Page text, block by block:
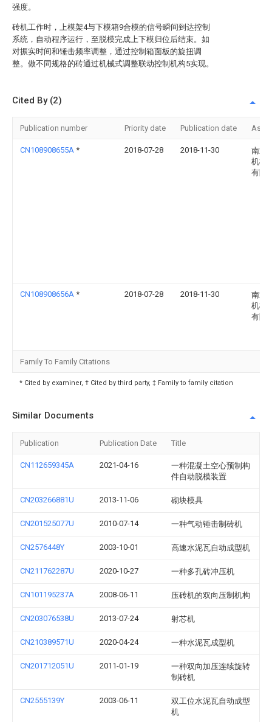
强度。
砖机工作时，上模架4与下模箱9合模的信号瞬间到达控制
系统，自动程序运行，至脱模完成上下模归位后结束。如
对振实时间和锤击频率调整，通过控制箱面板的旋扭调
整。做不同规格的砖通过机械式调整联动控制机构5实现。
Cited By (2)
Publication number Priority date Publication date
CN108908655A * 2018-07-28 2018-11-30
南通
机械
有限
CN108908656A * 2018-07-28 2018-11-30
南通
机械
有限
Family To Family Citations
* Cited by examiner, † Cited by third party, ‡ Family to family citation
Similar Documents
Publication Publication Date Title
CN112659345A 2021-04-16
一种混凝土空心预制构
件自动脱模装置
CN203266881U 2013-11-06 砌块模具
CN201525077U 2010-07-14 一种气动锤击制砖机
CN2576448Y 2003-10-01 高速水泥瓦自动成型机
CN211762287U 2020-10-27 一种多孔砖冲压机
CN101195237A 2008-06-11 压砖机的双向压制机构
CN203076538U 2013-07-24 射芯机
CN210389571U 2020-04-24 一种水泥瓦成型机
CN201712051U 2011-01-19
一种双向加压连续旋转
制砖机
CN2555139Y 2003-06-11
双工位水泥瓦自动成型
机